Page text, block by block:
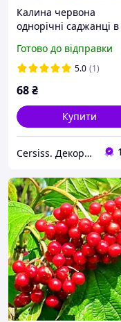
Калина червона
однорічні саджанці в
opulus
Готово до відправки
5.0 (1)
68₴
Купити
Cersiss. Декоративні і плодові рослини.